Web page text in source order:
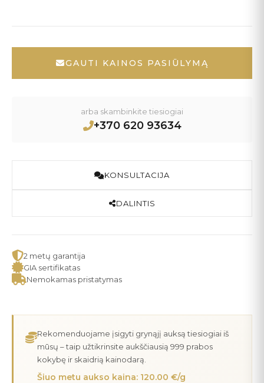
GAUTI KAINOS PASIŪLYMĄ
arba skambinkite tiesiogiai
+370 620 93634
KONSULTACIJA
DALINTIS
2 metų garantija
GIA sertifikatas
Nemokamas pristatymas
Rekomenduojame įsigyti grynąjį auksą tiesiogiai iš
mūsų – taip užtikrinsite aukščiausią 999 prabos
kokybę ir skaidrią kainodarą.
Šiuo metu aukso kaina: 120.00 €/g